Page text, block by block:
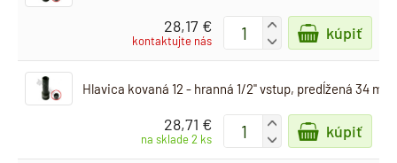
28,17 €
kontaktujte nás
+
-
kúpiť
Hlavica kovaná 12 - hranná 1/2" vstup, predĺžená 34 mm
28,71 €
na sklade 2 ks
+
-
kúpiť